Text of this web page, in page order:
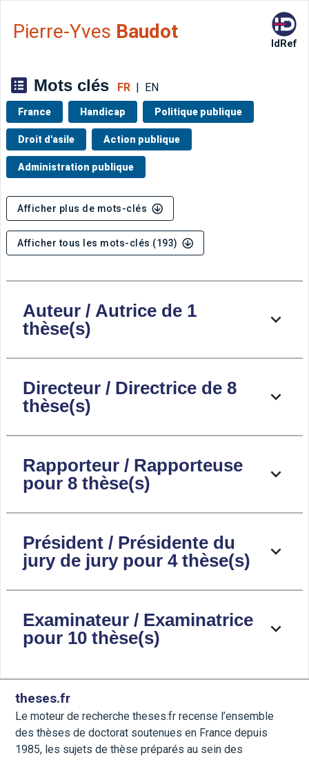
Pierre-Yves Baudot
IdRef
Mots clés FR | EN
France Handicap Politique publique
Droit d'asile Action publique
Administration publique
Afficher plus de mots-clés
Afficher tous les mots-clés (193)
Auteur / Autrice de 1
thèse(s)
Directeur / Directrice de 8
thèse(s)
Rapporteur / Rapporteuse
pour 8 thèse(s)
Président / Présidente du
jury de jury pour 4 thèse(s)
Examinateur / Examinatrice
pour 10 thèse(s)
theses.fr
Le moteur de recherche theses.fr recense l’ensemble
des thèses de doctorat soutenues en France depuis
1985, les sujets de thèse préparés au sein des